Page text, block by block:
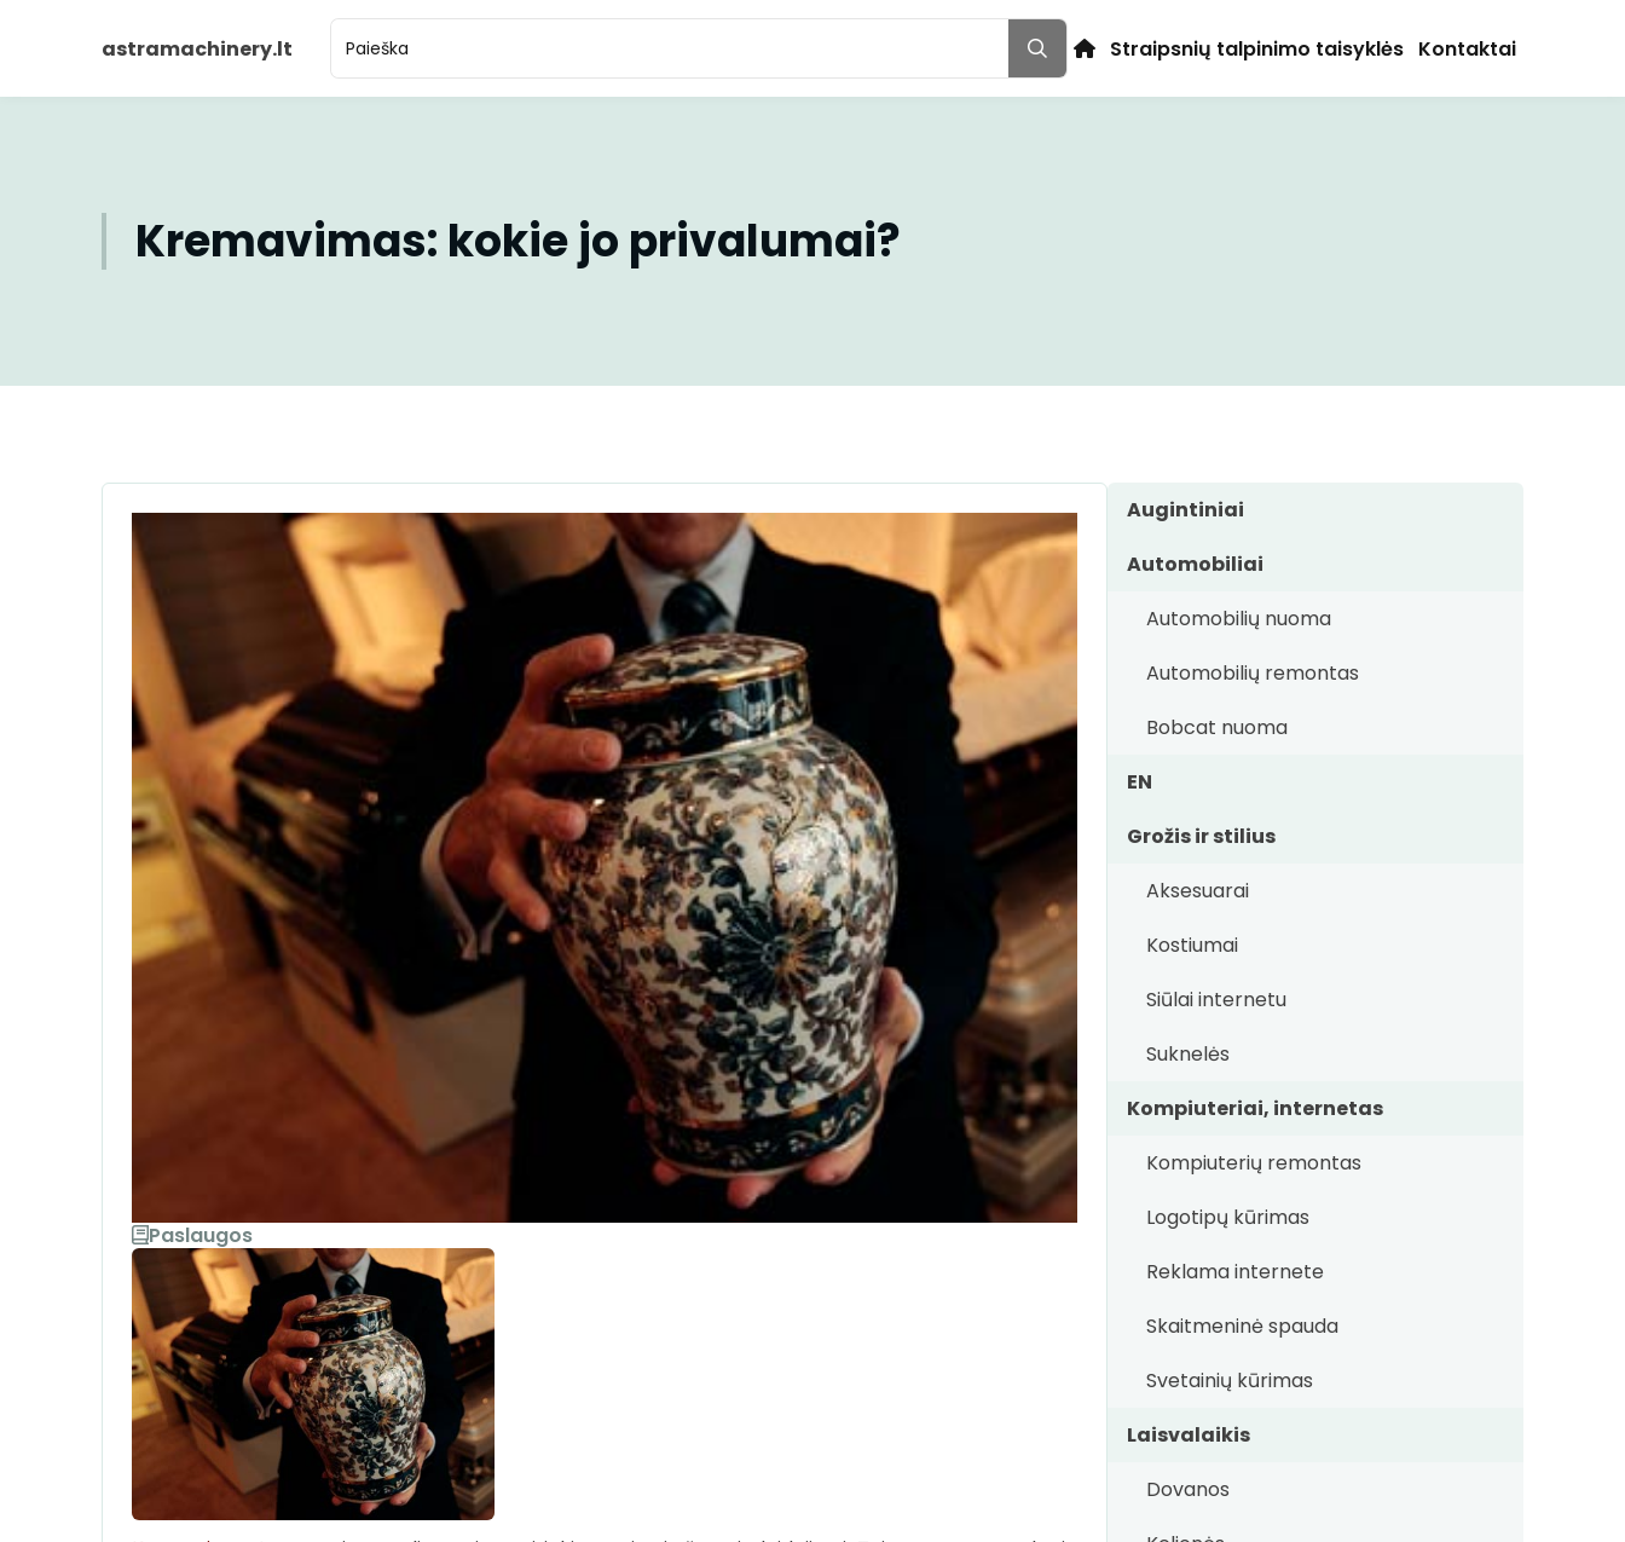
astramachinery.lt Straipsnių talpinimo taisyklės Kontaktai
Kremavimas: kokie jo privalumai?
Paslaugos
Augintiniai
Automobiliai
Automobilių nuoma
Automobilių remontas
Bobcat nuoma
EN
Grožis ir stilius
Aksesuarai
Kostiumai
Siūlai internetu
Suknelės
Kompiuteriai, internetas
Kompiuterių remontas
Logotipų kūrimas
Reklama internete
Skaitmeninė spauda
Svetainių kūrimas
Laisvalaikis
Dovanos